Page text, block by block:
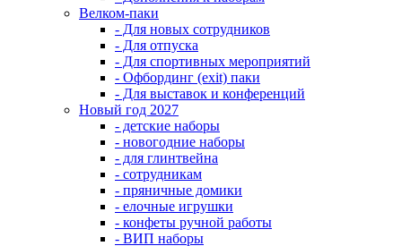
Велком-паки
- Для новых сотрудников
- Для отпуска
- Для спортивных мероприятий
- Офбординг (exit) паки
- Для выставок и конференций
Новый год 2027
- детские наборы
- новогодние наборы
- для глинтвейна
- сотрудникам
- пряничные домики
- елочные игрушки
- конфеты ручной работы
- ВИП наборы